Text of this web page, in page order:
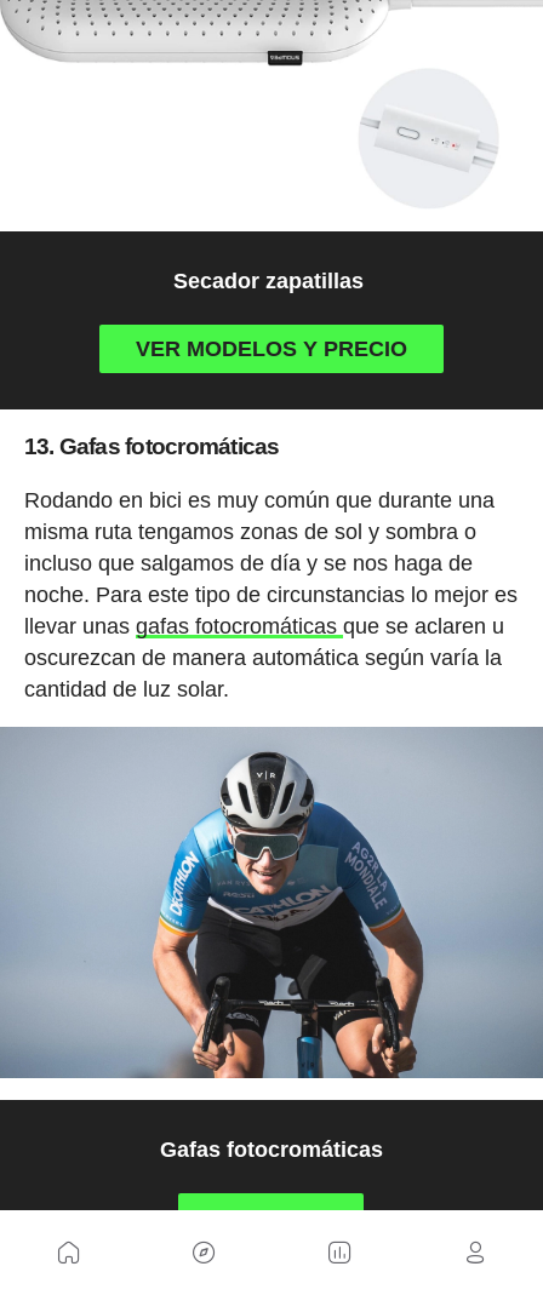
Secador zapatillas
VER MODELOS Y PRECIO
13. Gafas fotocromáticas
Rodando en bici es muy común que durante una
misma ruta tengamos zonas de sol y sombra o
incluso que salgamos de día y se nos haga de
noche. Para este tipo de circunstancias lo mejor es
llevar unas gafas fotocromáticas que se aclaren u
oscurezcan de manera automática según varía la
cantidad de luz solar.
Gafas fotocromáticas
COMPRAR